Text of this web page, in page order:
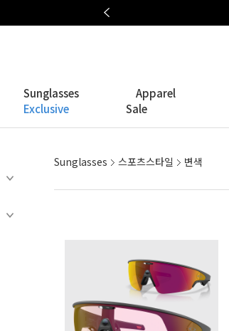
Sunglasses Apparel
Exclusive
Sale
Sunglasses 스포츠스타일 변색